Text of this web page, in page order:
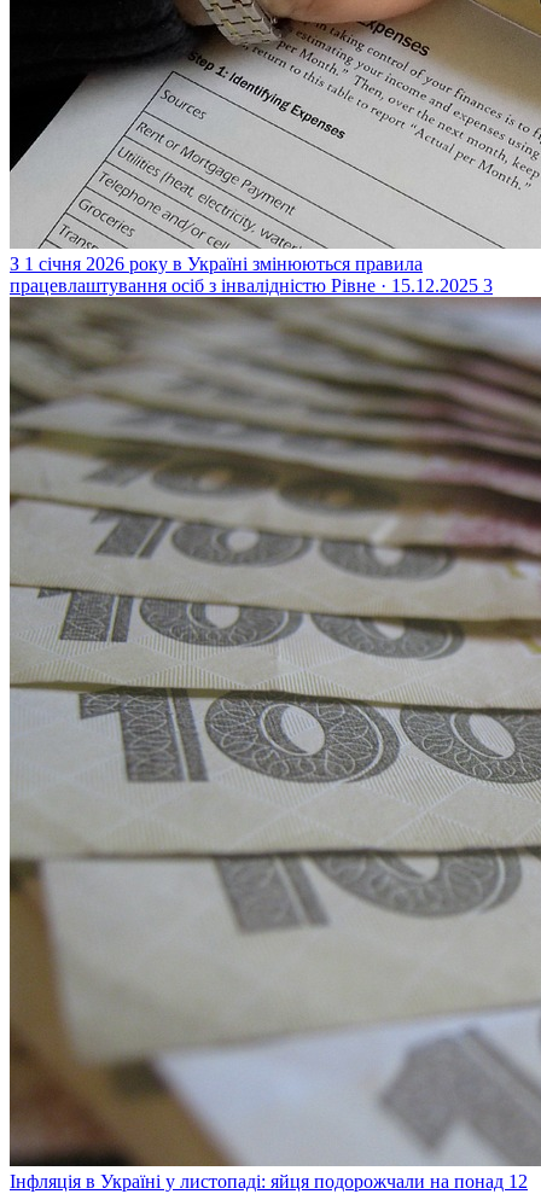
З 1 січня 2026 року в Україні змінюються правила
працевлаштування осіб з інвалідністю Рівне · 15.12.2025 3
Інфляція в Україні у листопаді: яйця подорожчали на понад 12